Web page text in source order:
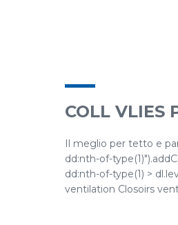
COLL VLIES
Il meglio per tetto e
dd:nth-of-
dd:nth-of-type(1) >
ventilation Closoirs